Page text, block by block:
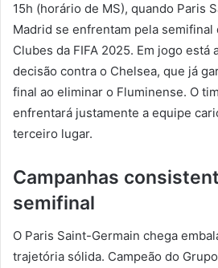
15h (horário de MS), quando Paris
Madrid se enfrentam pela semifinal
Clubes da FIFA 2025. Em jogo está
decisão contra o Chelsea, que já
final ao eliminar o Fluminense. O
enfrentará justamente a equipe
terceiro lugar.
Campanhas
semifinal
O Paris Saint-Germain chega
trajetória sólida. Campeão do